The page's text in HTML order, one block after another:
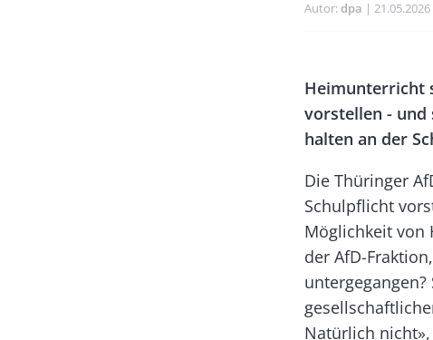
Autor dpa 21.05.2026
Rectangle
Left
Body
Heimunterricht
vorstellen - und
halten an der
Die Thüringer
Schulpflicht
Möglichkeit von
der AfD-
Natürlich